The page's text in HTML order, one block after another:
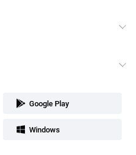
Google Play
Windows